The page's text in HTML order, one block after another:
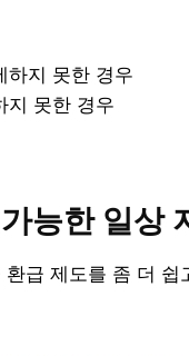
하지 못한 경우
지 못한 경우
능한 일상
급 제도를 좀 더 쉽